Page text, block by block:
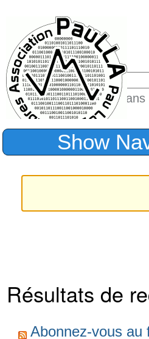
Chercher par
Seulement
Recherche
Show
Résultats de
Abonnez-vous au